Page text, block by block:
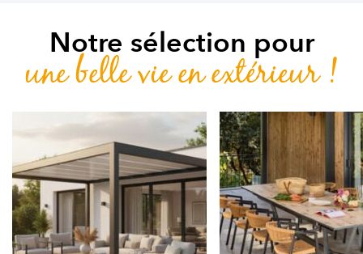
Notre sélection pour
une belle vie en extérieur !